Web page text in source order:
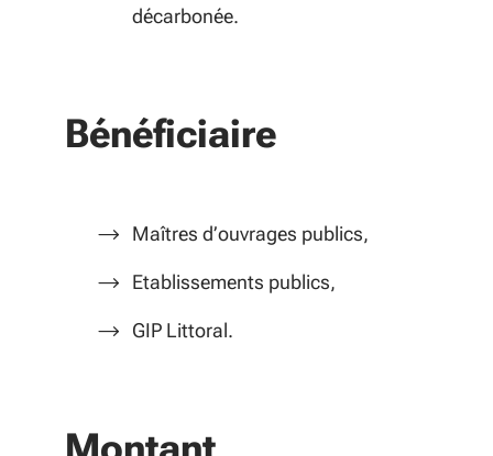
décarbonée.
Bénéficiaire
Maîtres d’ouvrages publics,
Etablissements publics,
GIP Littoral.